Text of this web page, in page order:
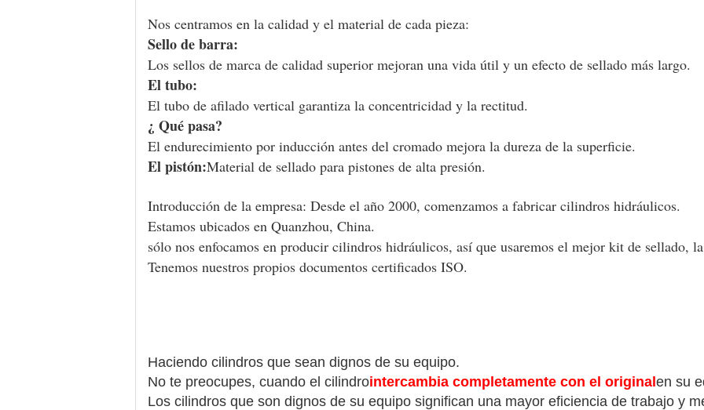
Nos centramos en la calidad y el material de cada pieza:
Sello de barra:
Los sellos de marca de calidad superior mejoran una vida útil y un efecto de sellado más largo.
El tubo:
El tubo de afilado vertical garantiza la concentricidad y la rectitud.
¿ Qué pasa?
El endurecimiento por inducción antes del cromado mejora la dureza de la superficie.
El pistón:Material de sellado para pistones de alta presión.
Introducción de la empresa: Desde el año 2000, comenzamos a fabricar cilindros hidráulicos.
Estamos ubicados en Quanzhou, China.
sólo nos enfocamos en producir cilindros hidráulicos, así que usaremos el mejor kit de sellado,
Tenemos nuestros propios documentos certificados ISO.
Haciendo cilindros que sean dignos de su equipo.
No te preocupes, cuando el cilindrointercambia completamente con el original en su
Los cilindros que son dignos de su equipo significan una mayor eficiencia de trabajo y